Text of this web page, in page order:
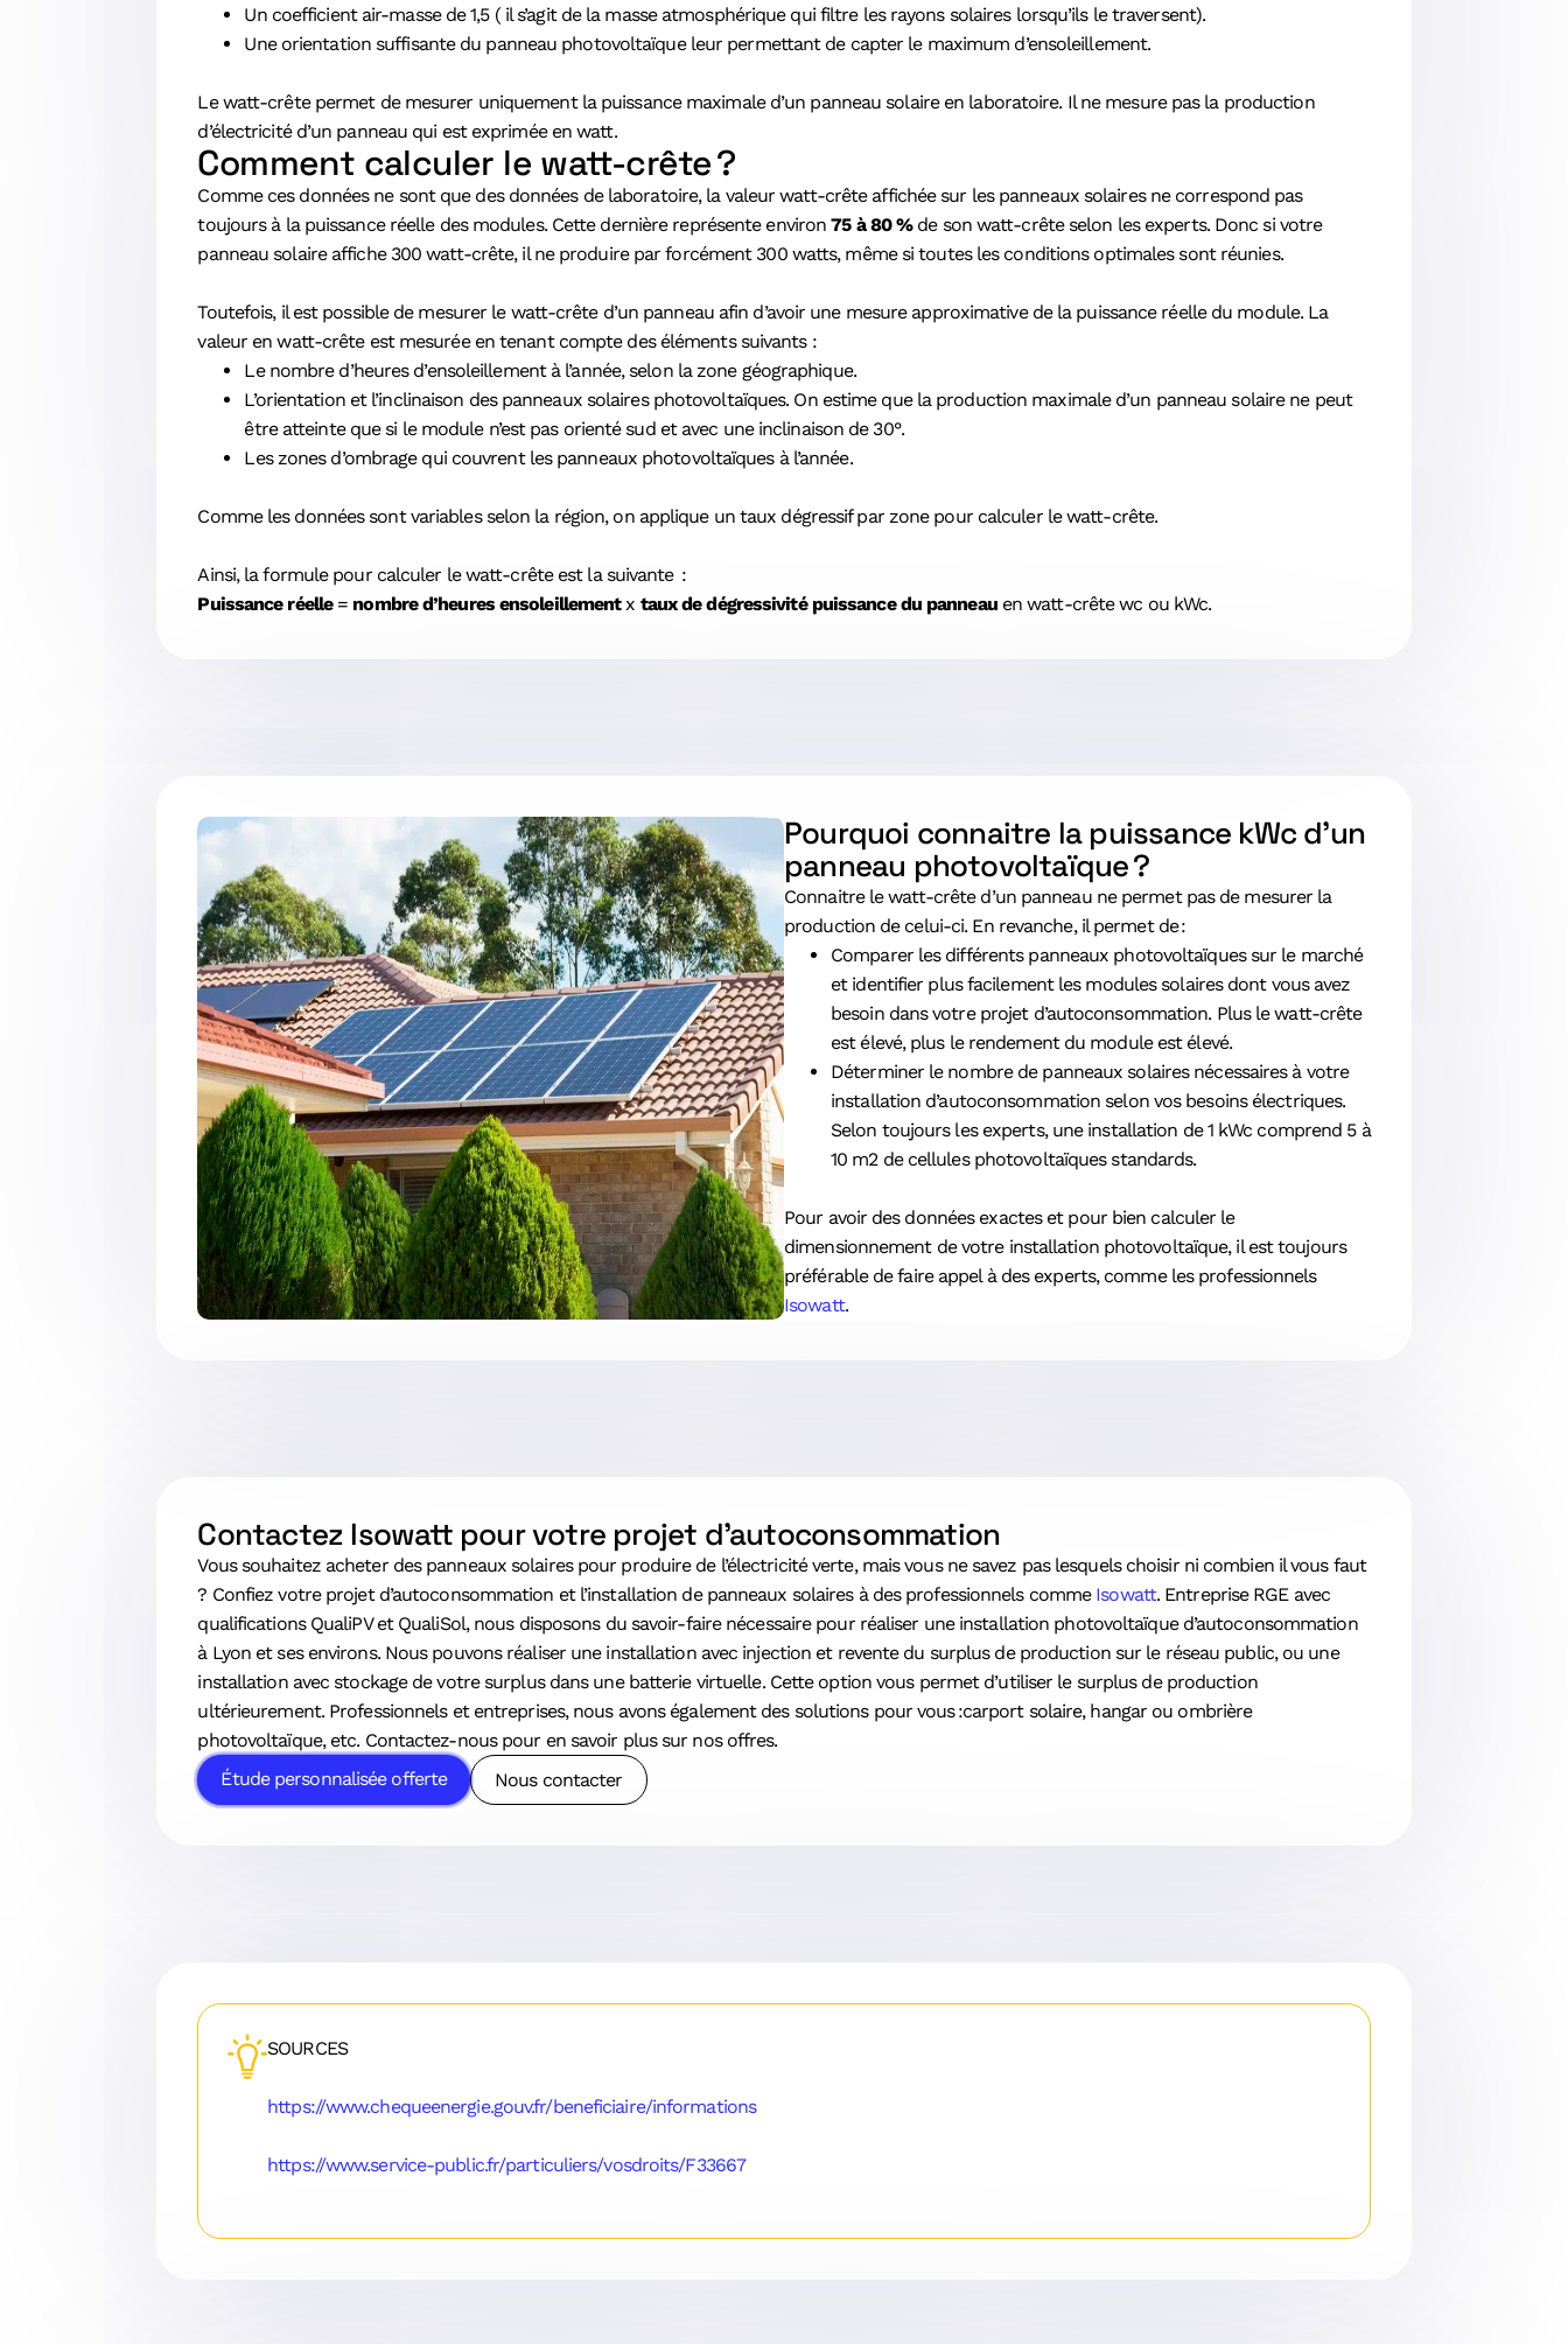
Un coefficient air-masse de 1,5 ( il s’agit de la masse atmosphérique qui filtre les rayons solaires lorsqu’ils le traversent).
Une orientation suffisante du panneau photovoltaïque leur permettant de capter le maximum d’ensoleillement.
Le watt-crête permet de mesurer uniquement la puissance maximale d’un panneau solaire en laboratoire. Il ne mesure pas la production
d’électricité d’un panneau qui est exprimée en watt.
Comment calculer le watt-crête ?
Comme ces données ne sont que des données de laboratoire, la valeur watt-crête affichée sur les panneaux solaires ne correspond pas
toujours à la puissance réelle des modules. Cette dernière représente environ 75 à 80 %de son watt-crête selon les experts. Donc si votre
panneau solaire affiche 300 watt-crête, il ne produire par forcément 300 watts, même si toutes les conditions optimales sont réunies.
Toutefois, il est possible de mesurer le watt-crête d’un panneau afin d’avoir une mesure approximative de la puissance réelle du module. La
valeur en watt-crête est mesurée en tenant compte des éléments suivants :
Le nombre d’heures d’ensoleillement à l’année, selon la zone géographique.
L’orientation et l’inclinaison des panneaux solaires photovoltaïques. On estime que la production maximale d’un panneau solaire ne peut
être atteinte que si le module n’est pas orienté sud et avec une inclinaison de 30°.
Les zones d’ombrage qui couvrent les panneaux photovoltaïques à l’année.
Comme les données sont variables selon la région, on applique un taux dégressif par zone pour calculer le watt-crête.
Ainsi, la formule pour calculer le watt-crête est la suivante :
Puissance réelle= nombre d’heures ensoleillementx taux de dégressivité puissance du panneauen watt-crête wc ou kWc.
Pourquoi connaitre la puissance kWc d’un
panneau photovoltaïque ?
Connaitre le watt-crête d’un panneau ne permet pas de mesurer la
production de celui-ci. En revanche, il permet de :
Comparer les différents panneaux photovoltaïques sur le marché
et identifier plus facilement les modules solaires dont vous avez
besoin dans votre projet d’autoconsommation. Plus le watt-crête
est élevé, plus le rendement du module est élevé.
Déterminer le nombre de panneaux solaires nécessaires à votre
installation d’autoconsommation selon vos besoins électriques.
Selon toujours les experts, une installation de 1 kWc comprend 5 à
10 m2 de cellules photovoltaïques standards.
Pour avoir des données exactes et pour bien calculer le
dimensionnement de votre installation photovoltaïque, il est toujours
préférable de faire appel à des experts, comme les professionnels
Isowatt.
Contactez Isowatt pour votre projet d’autoconsommation
Vous souhaitez acheter des panneaux solaires pour produire de l’électricité verte, mais vous ne savez pas lesquels choisir ni combien il vous faut
? Confiez votre projet d’autoconsommation et l’installation de panneaux solaires à des professionnels comme Isowatt. Entreprise RGE avec
qualifications QualiPV et QualiSol, nous disposons du savoir-faire nécessaire pour réaliser une installation photovoltaïque d’autoconsommation
à Lyon et ses environs. Nous pouvons réaliser une installation avec injection et revente du surplus de production sur le réseau public, ou une
installation avec stockage de votre surplus dans une batterie virtuelle. Cette option vous permet d’utiliser le surplus de production
ultérieurement. Professionnels et entreprises, nous avons également des solutions pour vous :carport solaire, hangar ou ombrière
photovoltaïque, etc. Contactez-nous pour en savoir plus sur nos offres.
Étude personnalisée offerte
Nous contacter
SOURCES
https://www.chequeenergie.gouv.fr/beneficiaire/informations
https://www.service-public.fr/particuliers/vosdroits/F33667